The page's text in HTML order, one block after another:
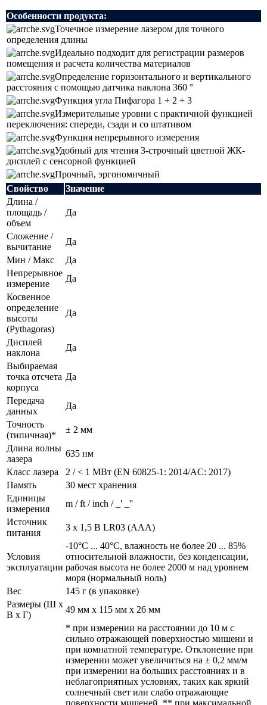
Особенности продукта:
Точечное измерение лазером для точного
определения длины
Идеально подходит для регистрации размеров
помещения и расчета количества материалов
Определение горизонтального и вертикального
расстояния с помощью датчика наклона 360 °
Функция угла Пифагора 1 + 2 + 3
Измерительные уровни с практичной функцией
переключения: спереди, сзади и со штативом
Функция непрерывного измерения
Удобный для чтения 3-строчный цветной ЖК-
дисплей с сенсорной функцией
Прочный, эргономичный
Свойство
Значение
Длина /
площадь /
объем
Да
Сложение /
вычитание
Да
Мин / Макс
Да
Непрерывное
измерение
Да
Косвенное
определение
высоты
(Pythagoras)
Да
Дисплей
наклона
Да
Выбираемая
точка отсчета
корпуса
Да
Передача
данных
Да
Точность
(типичная)*
± 2 мм
Длина волны
лазера
635 нм
Класс лазера
2 / < 1 МВт (EN 60825-1: 2014/AC: 2017)
Память
30 мест хранения
Единицы
измерения
m / ft / inch / _' _''
Источник
питания
3 x 1,5 В LR03 (AAA)
Условия
эксплуатации
-10°C ... 40°C, влажность не более 20 ... 85%
относительной влажности, без конденсации,
рабочая высота не более 2000 м над уровнем
моря (нормальный ноль)
Вес
145 г (в упаковке)
Размеры (Ш x
В x Г)
49 мм x 115 мм x 26 мм
* при измерении на расстоянии до 10 м с
сильно отражающей поверхностью мишени и
при комнатной температуре. Отклонение при
измерении может увеличиться на ± 0,2 мм/м
при измерении на больших расстояниях и в
неблагоприятных условиях, таких как яркий
солнечный свет или слабо отражающие